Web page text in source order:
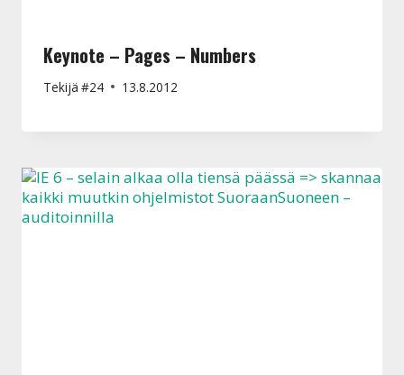
Keynote – Pages – Numbers
Tekijä #24 13.8.2012